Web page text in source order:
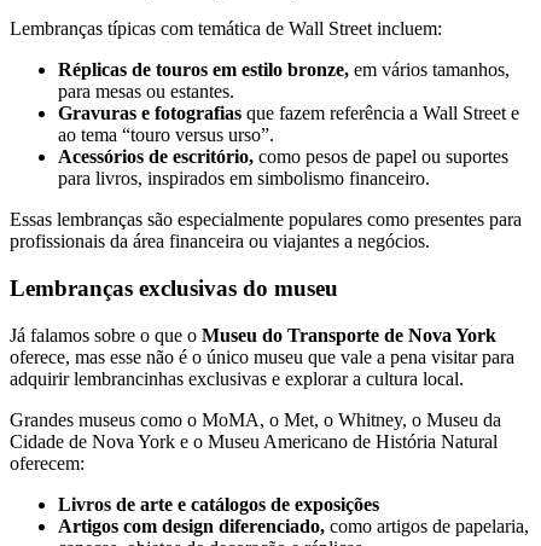
Lembranças típicas com temática de Wall Street incluem:
Réplicas de touros em estilo bronze, em vários tamanhos,
para mesas ou estantes.
Gravuras e fotografias que fazem referência a Wall Street e
ao tema “touro versus urso”.
Acessórios de escritório, como pesos de papel ou suportes
para livros, inspirados em simbolismo financeiro.
Essas lembranças são especialmente populares como presentes para
profissionais da área financeira ou viajantes a negócios.
Lembranças exclusivas do museu
Já falamos sobre o que o Museu do Transporte de Nova York
oferece, mas esse não é o único museu que vale a pena visitar para
adquirir lembrancinhas exclusivas e explorar a cultura local.
Grandes museus como o MoMA, o Met, o Whitney, o Museu da
Cidade de Nova York e o Museu Americano de História Natural
oferecem:
Livros de arte e catálogos de exposições
Artigos com design diferenciado, como artigos de papelaria,